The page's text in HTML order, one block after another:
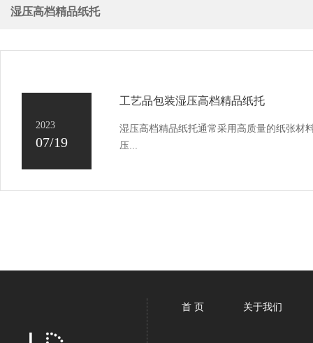
湿压高档精品纸托
2023
07/19
工艺品包装湿压高档精品纸托
湿压高档精品纸托通常采用高质量的纸张材
压...
首 页 关于我们